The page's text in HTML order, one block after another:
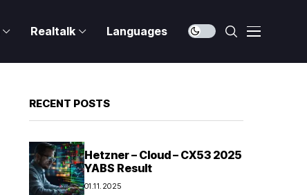
Realtalk Languages
RECENT POSTS
Hetzner – Cloud – CX53 2025
YABS Result
01.11.2025